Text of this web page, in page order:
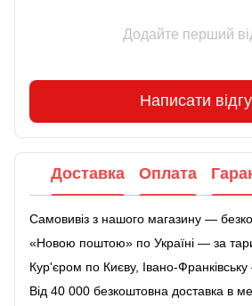
Додайте перший
Написати
Доставка Оплата
Самовивіз з нашого магазину —
«Новою поштою» по Україні — за
Кур'єром по Києву, Івано-Франківську
Від 40 000 безкоштовна доставка в